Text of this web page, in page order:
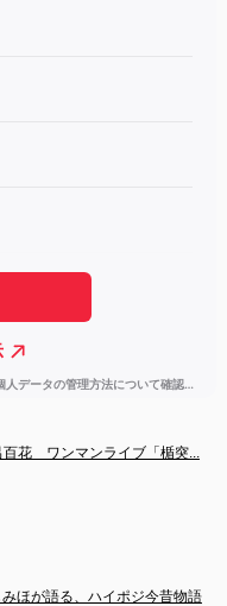
花　ワンマンライブ「楯突...
みほが語る、ハイポジ今昔物語